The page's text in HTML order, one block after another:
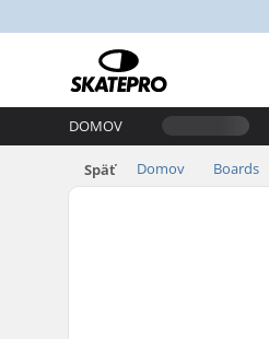
DOMOV
Späť Domov Boards